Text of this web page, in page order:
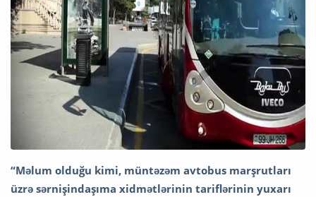
“Məlum olduğu kimi, müntəzəm avtobus marşrutları
üzrə sərnişindaşıma xidmətlərinin tariflərinin yuxarı